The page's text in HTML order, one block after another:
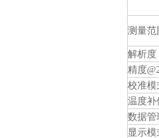
测量范
解析度
精度
校准模
温度补
数据管
显示模